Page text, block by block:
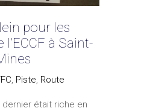
pour les
l’ECCF à Saint-
Piste Route
dernier était riche en